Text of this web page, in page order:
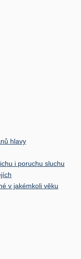
hlavy
i poruchu sluchu
v jakémkoli věku